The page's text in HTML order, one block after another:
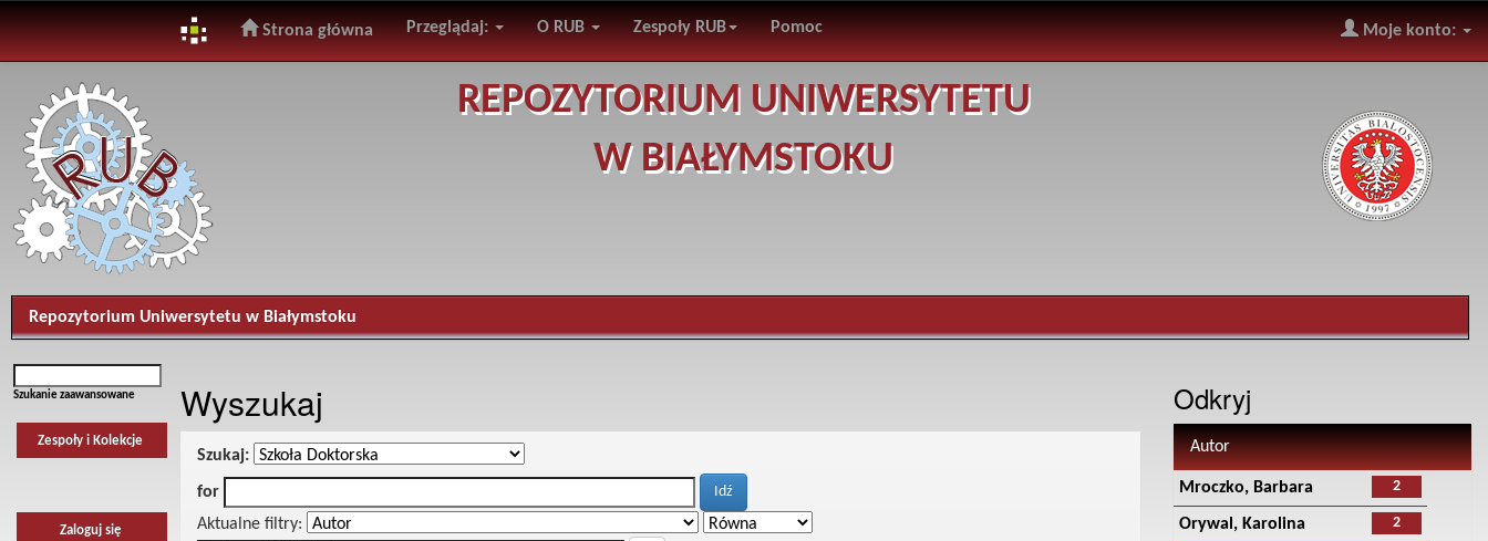
navigation
Strona główna Przeglądaj: O RUB Zespoły RUB Pomoc Moje konto:
REPOZYTORIUM UNIWERSYTETU
W BIAŁYMSTOKU
Repozytorium Uniwersytetu w Białymstoku
Szukanie zaawansowane
Zespoły i Kolekcje
Zaloguj się
Wyszukaj
Szukaj:
for
Aktualne filtry:
Odkryj
Autor
2
Mroczko, Barbara
2
Orywal, Karolina